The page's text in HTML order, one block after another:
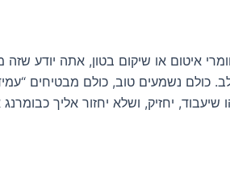
איטום או שיקום בטון, אתה יודע שזה
קפה במקום עם 42 סוגי חלב. כולם נשמעים טוב, כולם מבטיחים
יחזיק, ושלא יחזור אליך